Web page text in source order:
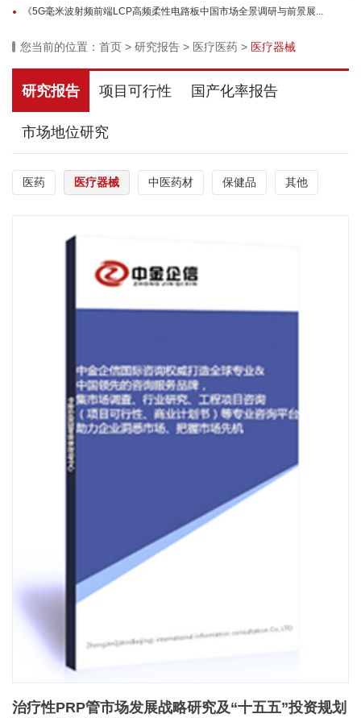
《5G毫米波射频前端LCP高频柔性电路板中国市场全景调研与前景展...
您当前的位置： 首页 > 研究报告 > 医疗医药 > 医疗器械
研究报告 项目可行性 国产化率报告
市场地位研究
医药 医疗器械 中医药材 保健品 其他
治疗性PRP管市场发展战略研究及“十五五”投资规划